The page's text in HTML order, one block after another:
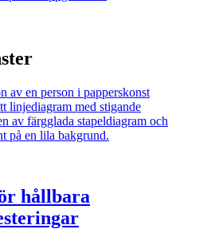
hållbara